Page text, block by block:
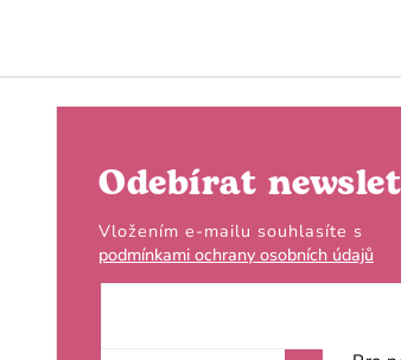
Odebírat
Vložením e-mailu souhlasíte s
podmínkami ochrany osobních údajů